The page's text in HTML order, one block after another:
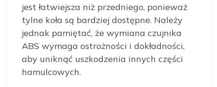
jest łatwiejsza niż przedniego, ponieważ
tylne koła są bardziej dostępne. Należy
jednak pamiętać, że wymiana czujnika
ABS wymaga ostrożności i dokładności,
aby uniknąć uszkodzenia innych części
hamulcowych.